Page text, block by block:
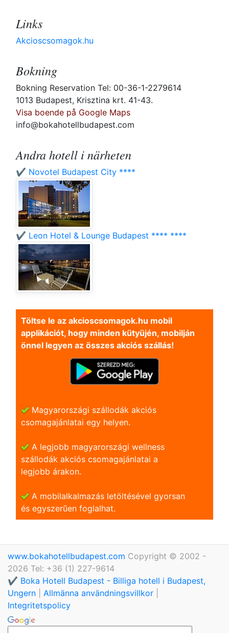
Links
Akcioscsomagok.hu
Bokning
Bokning Reservation Tel: 00-36-1-2279614
1013 Budapest, Krisztina krt. 41-43.
Visa boende på Google Maps
info@bokahotellbudapest.com
Andra hotell i närheten
✔️ Novotel Budapest City ****
✔️ Leon Hotel & Lounge Budapest **** ****
Töltse le az akcioscsomagok.hu mobil
applikációt, hogy minden kütyüjén, mobilján
önnel legyen az összes akciós szállás!
Magyarországi szállodák akciós
csomagajánlatai egy helyen.
A legjobb magyarországi wellness
szállodák akciós csomagajánlatai a
legjobb árakon.
A mobilalkalmazás letöltésével gyorsan
és egyszerũen foglalhat.
www.bokahotellbudapest.com Copyright © 2002 -
2026 Tel: +36 (1) 227-9614
✔️ Boka Hotell Budapest - Billiga hotell i Budapest,
Ungern
Allmänna användningsvillkor
Integritetspolicy